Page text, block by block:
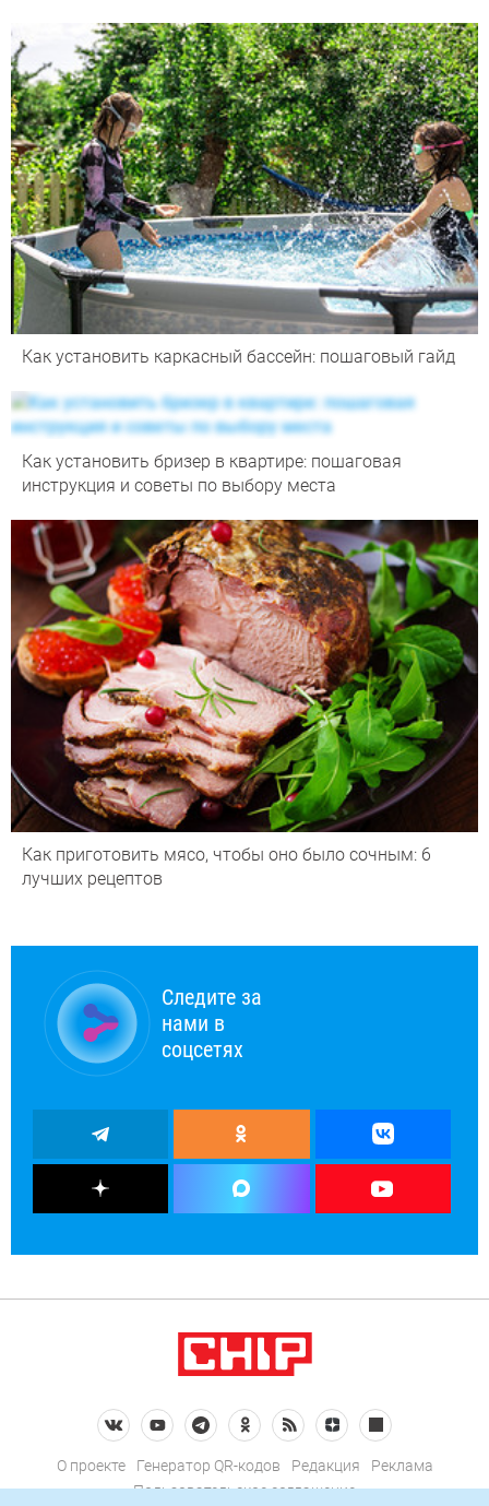
Как установить каркасный бассейн: пошаговый гайд
Как установить бризер в квартире: пошаговая
инструкция и советы по выбору места
Как приготовить мясо, чтобы оно было сочным: 6
лучших рецептов
Следите за
нами в
соцсетях
О проекте Генератор QR-кодов Редакция
Реклама
Пользовательское соглашение